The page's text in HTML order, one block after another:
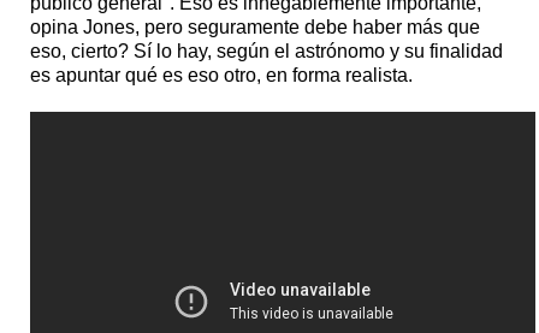
opina Jones, pero seguramente debe haber más que
eso, cierto? Sí lo hay, según el astrónomo y su finalidad
es apuntar qué es eso otro, en forma realista.